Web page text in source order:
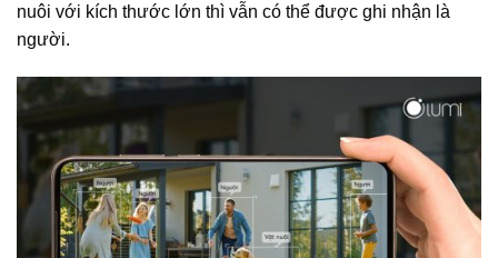
nuôi với kích thước lớn thì vẫn có thể được ghi nhận là
người.